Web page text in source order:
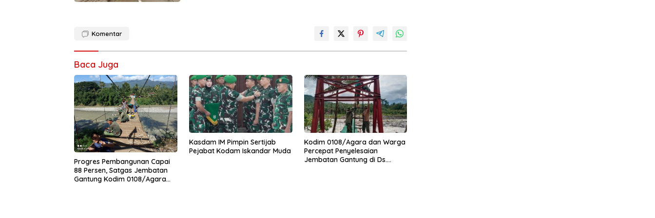
Komentar
Baca Juga
Progres Pembangunan Capai
88 Persen, Satgas Jembatan
Gantung Kodim 0108/Agara
Kasdam IM Pimpin Sertijab
Pejabat Kodam Iskandar Muda
Kodim 0108/Agara dan Warga
Percepat Penyelesaian
Jembatan Gantung di Ds.